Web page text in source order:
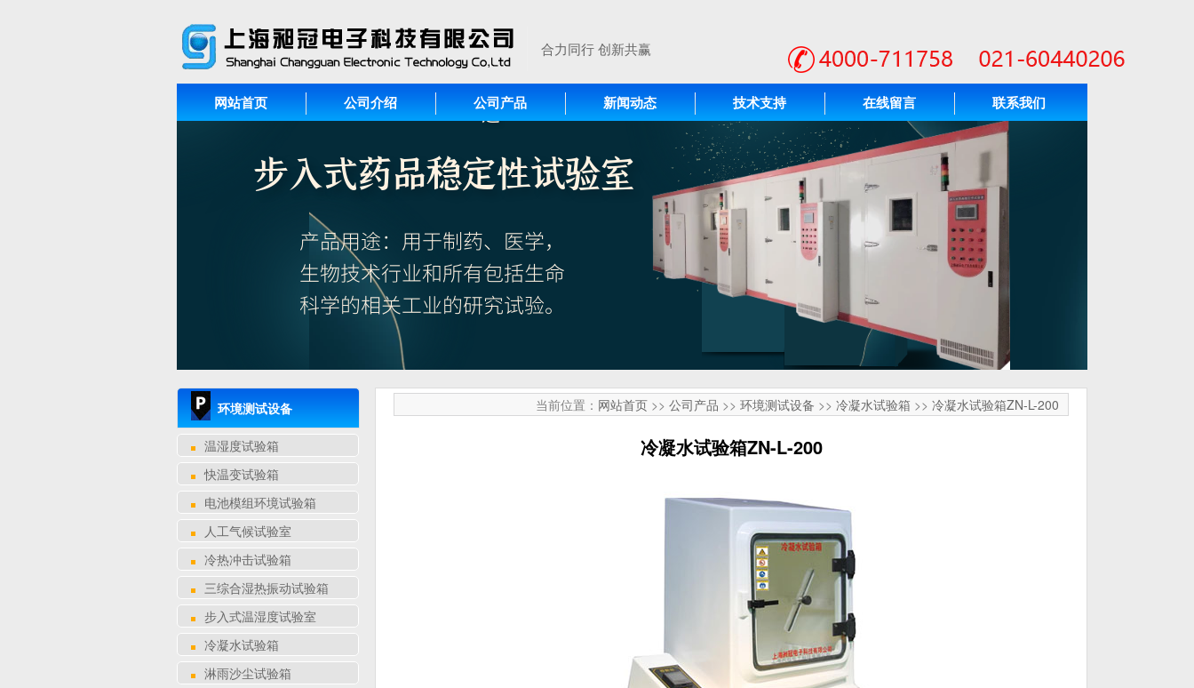
合力同行 创新共赢
网站首页 公司介绍 公司产品 新闻动态 技术支持 在线留言 联系我们
环境测试设备
温湿度试验箱
快温变试验箱
电池模组环境试验箱
人工气候试验室
冷热冲击试验箱
三综合湿热振动试验箱
步入式温湿度试验室
冷凝水试验箱
淋雨沙尘试验箱
当前位置： 网站首页 >> 公司产品 >> 环境测试设备 >> 冷凝水试验箱 >> 冷凝水试验箱ZN-L-200
冷凝水试验箱ZN-L-200